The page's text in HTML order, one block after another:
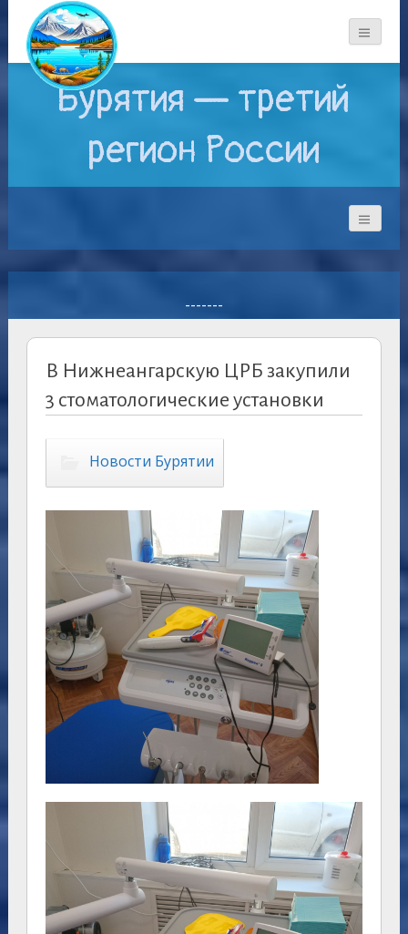
Бурятия — третий
регион России
-------
В Нижнеангарскую ЦРБ закупили
3 стоматологические установки
Новости Бурятии